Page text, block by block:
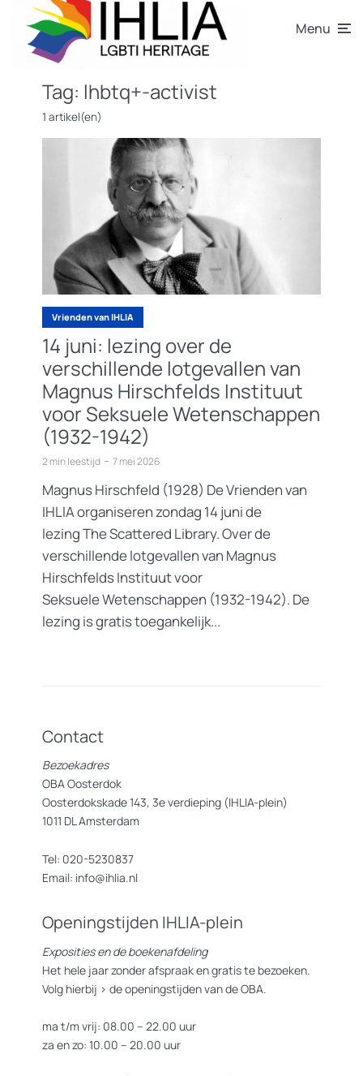
Menu
Tag: lhbtq+-activist
1 artikel(en)
Vrienden van IHLIA
14 juni: lezing over de
verschillende lotgevallen van
Magnus Hirschfelds Instituut
voor Seksuele Wetenschappen
(1932-1942)
2 min leestijd 7 mei 2026
Magnus Hirschfeld (1928) De Vrienden van
IHLIA organiseren zondag 14 juni de
lezing The Scattered Library. Over de
verschillende lotgevallen van Magnus
Hirschfelds Instituut voor
Seksuele Wetenschappen (1932-1942). De
lezing is gratis toegankelijk...
Contact
Bezoekadres
OBA Oosterdok
Oosterdokskade 143, 3e verdieping (IHLIA-plein)
1011 DL Amsterdam
Tel: 020-5230837
Email: info@ihlia.nl
Openingstijden IHLIA-plein
Exposities en de boekenafdeling
Het hele jaar zonder afspraak en gratis te bezoeken.
Volg hierbij > de openingstijden van de OBA.
ma t/m vrij: 08.00 – 22.00 uur
za en zo: 10.00 – 20.00 uur